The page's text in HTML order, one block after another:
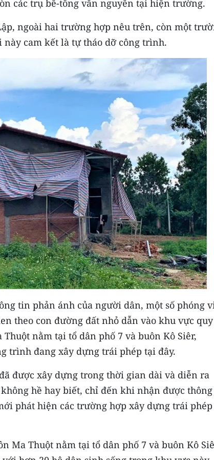
các trụ bê-tông vẫn nguyên tại hiện trường.
ngoài hai trường hợp nêu trên, còn một
cam kết là tự tháo dỡ công trình.
tin phản ánh của người dân, một số phóng
theo con đường đất nhỏ dẫn vào khu vực quy
nằm tại tổ dân phố 7 và buôn Kô Siêr,
trình đang xây dựng trái phép tại đây.
được xây dựng trong thời gian dài và diễn ra
hề hay biết, chỉ đến khi nhận được
phát hiện các trường hợp xây dựng trái phép
Ma Thuột nằm tại tổ dân phố 7 và buôn Kô